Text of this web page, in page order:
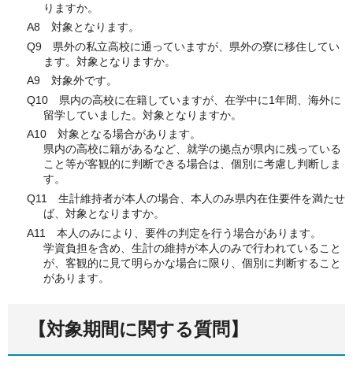
りますか。
A8 対象となります。
Q9 県外の私立高校に通っていますが、県外の寮に移住してい
ます。対象となりますか。
A9 対象外です。
Q10 県内の高校に在籍していますが、在学中に1年間、海外に
留学していました。対象となりますか。
A10 対象となる場合があります。
県内の高校に籍があるなど、就学の拠点が県内に残っている
こと等が客観的に判断できる場合は、個別に考慮し判断しま
す。
Q11 生計維持者が本人の場合、本人のみ県内在住要件を満たせ
ば、対象となりますか。
A11 本人のみにより、要件の判定を行う場合があります。
学資負担を含め、生計の維持が本人のみで行われていること
が、客観的に見て明らかな場合に限り、個別に判断すること
があります。
【対象期間に関する質問】